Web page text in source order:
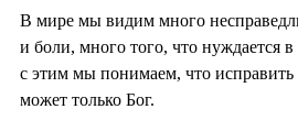
В мире мы видим много
и боли, много того, что нуждается
с этим мы понимаем, что
может только Бог.